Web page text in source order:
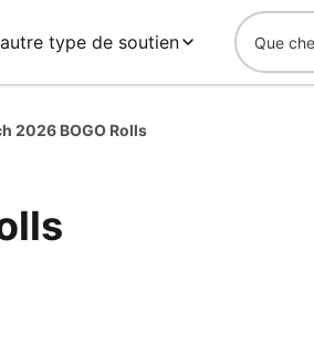
type de soutien
2026 BOGO Rolls